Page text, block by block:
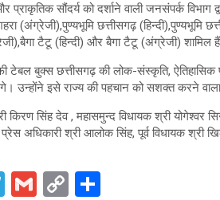
प्राकृतिक सौंदर्य को दर्शाने वाली जनसंपर्क विभाग
(अंग्रेजी),पुण्यभूमि छत्तीसगढ़ (हिन्दी),पुण्यभूमि
टैटू (हिन्दी) और बैगा टैटू (अंग्रेजी) शामिल
टेबल बुक्स छत्तीसगढ़ की लोक-संस्कृति,
उन्होंने इसे राज्य की पहचान को सशक्त करने वाला
सिंह देव , महासमुन्द विधायक श्री योगेश्वर
अधिकारी श्री आलोक सिंह, पूर्व विधायक श्री
T
G
C